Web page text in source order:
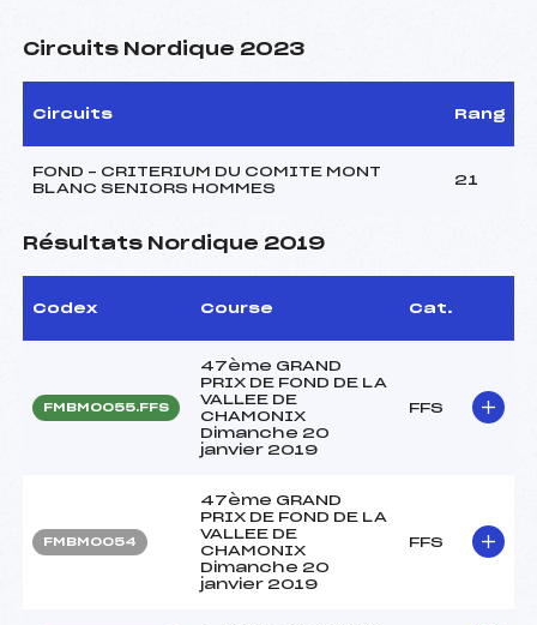
Circuits Nordique 2023
Circuits Rang
FOND – CRITERIUM DU COMITE MONT
BLANC SENIORS HOMMES
21
Résultats Nordique 2019
Codex Course Cat.
FMBM0055.FFS
47ème GRAND
PRIX DE FOND DE LA
VALLEE DE
CHAMONIX
Dimanche 20
janvier 2019
FFS
FMBM0054
47ème GRAND
PRIX DE FOND DE LA
VALLEE DE
CHAMONIX
Dimanche 20
janvier 2019
FFS